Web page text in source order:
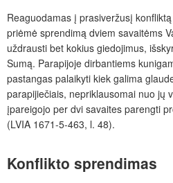
Reaguodamas į prasiveržusį
priėmė sprendimą dviem savaitėms
uždrausti bet kokius giedojimus,
Sumą. Parapijoje dirbantiems
pastangas palaikyti kiek galima
parapijiečiais, nepriklausomai nuo jų
įpareigojo per dvi savaites parengti
(LVIA 1671-5-463, l. 48).
Konflikto sprendimas